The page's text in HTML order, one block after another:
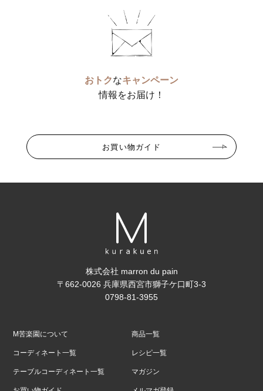
おトクなキャンペーン
情報をお届け！
お買い物ガイド
株式会社 marron du pain
〒662-0026 兵庫県西宮市獅子ケ口町3-3
0798-81-3955
M苦楽園について 商品一覧
コーディネート一覧 レシピ一覧
テーブルコーディネート一覧 マガジン